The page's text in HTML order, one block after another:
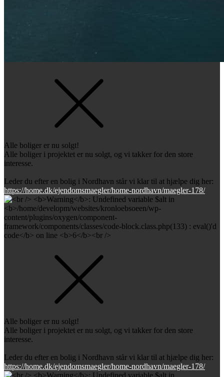
Alle boliger er nu solgt!
Alle boliger i projektet er nu solgt, og vi takker for den store
interesse.
Leder du efter en bolig i Nordhavn står vi klar til at hjælpe dig her:
https://home.dk/ejendomsmaegler/home-nordhavn/maegler-178/
Alle boliger er nu solgt!
Alle boliger i projektet er nu solgt, og vi takker for den store
interesse.
Leder du efter en bolig i Nordhavn står vi klar til at hjælpe dig her:
https://home.dk/ejendomsmaegler/home-nordhavn/maegler-178/